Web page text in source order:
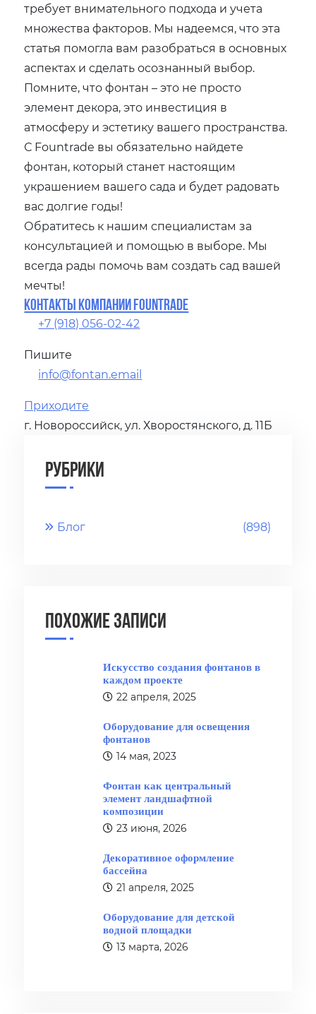
требует внимательного подхода и учета
множества факторов. Мы надеемся‚ что эта
статья помогла вам разобраться в основных
аспектах и сделать осознанный выбор.
Помните‚ что фонтан – это не просто
элемент декора‚ это инвестиция в
атмосферу и эстетику вашего пространства.
С Fountrade вы обязательно найдете
фонтан‚ который станет настоящим
украшением вашего сада и будет радовать
вас долгие годы!
Обратитесь к нашим специалистам за
консультацией и помощью в выборе. Мы
всегда рады помочь вам создать сад вашей
мечты!
Контакты компании Fountrade
+7 (918) 056-02-42
Пишите
info@fontan.email
Приходите
г. Новороссийск, ул. Хворостянского, д. 11Б
Рубрики
Блог (898)
Похожие записи
Искусство создания фонтанов в
каждом проекте
22 апреля, 2025
Оборудование для освещения
фонтанов
14 мая, 2023
Фонтан как центральный
элемент ландшафтной
композиции
23 июня, 2026
Декоративное оформление
бассейна
21 апреля, 2025
Оборудование для детской
водной площадки
13 марта, 2026